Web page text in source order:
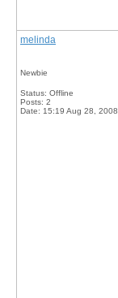
melinda
Newbie
Status: Offline
Posts: 2
Date: 15:19 Aug 28, 2008